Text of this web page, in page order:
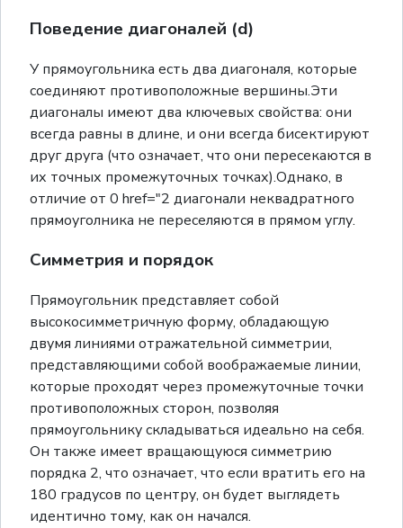
Поведение диагоналей (d)
У прямоугольника есть два диагоналя, которые
соединяют противоположные вершины.Эти
диагоналы имеют два ключевых свойства: они
всегда равны в длине, и они всегда бисектируют
друг друга (что означает, что они пересекаются в
их точных промежуточных точках).Однако, в
отличие от 0 href="2 диагонали неквадратного
прямоуголника не переселяются в прямом углу.
Симметрия и порядок
Прямоугольник представляет собой
высокосимметричную форму, обладающую
двумя линиями отражательной симметрии,
представляющими собой воображаемые линии,
которые проходят через промежуточные точки
противоположных сторон, позволяя
прямоугольнику складываться идеально на себя.
Он также имеет вращающуюся симметрию
порядка 2, что означает, что если вратить его на
180 градусов по центру, он будет выглядеть
идентично тому, как он начался.